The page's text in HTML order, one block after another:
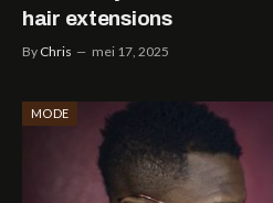
hair extensions
By Chris mei 17, 2025
MODE